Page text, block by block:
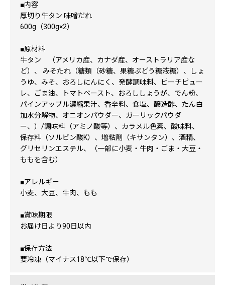
■内容
厚切り牛タン 味噌だれ
600g（300g×2）
■原材料
牛タン （アメリカ産、カナダ産、オーストラリア産な
ど）、 みそたれ（糖類（砂糖、果糖ぶどう糖液糖）、しょ
うゆ、みそ、おろしにんにく、発酵調味料、ピーチピュー
レ、ごま油、トマトペースト、おろししょうが、でん粉、
パインアップル濃縮果汁、香辛料、食塩、醸造酢、たん白
加水分解物、オニオンパウダー、ガーリックパウダ
ー、）/調味料（アミノ酸等）、カラメル色素、酸味料、
保存料（ソルビン酸K）、増粘剤（キサンタン）、酒精、
グリセリンエステル、（一部に小麦・牛肉・ごま・大豆・
ももを含む）
■アレルギー
小麦、大豆、牛肉、もも
■賞味期限
お届け日より90日以内
■保存方法
要冷凍（マイナス18℃以下で保存）